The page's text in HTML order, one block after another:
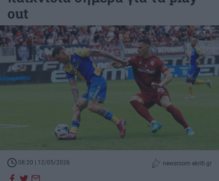
out
08:20 | 12/05/2026 newsroom ekriti.gr